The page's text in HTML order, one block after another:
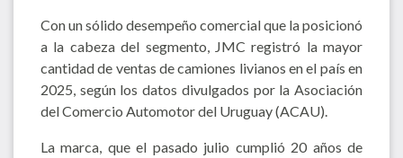
Con un sólido desempeño comercial que la posicionó
a la cabeza del segmento, JMC registró la mayor
cantidad de ventas de camiones livianos en el país en
2025, según los datos divulgados por la Asociación
del Comercio Automotor del Uruguay (ACAU).
La marca, que el pasado julio cumplió 20 años de